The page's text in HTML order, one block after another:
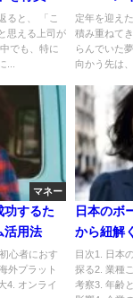
ると、 「こ
思える上司が
でも、特に
...
な夢
定年を迎え
積み重ねて
らんでいた
向かう先は
マネー
功するた
活用法
心者におす
外プラット
4. オンライ
日本のボ
から紐解く
目次1. 日本
探る2. 業種
考察3. 年齢